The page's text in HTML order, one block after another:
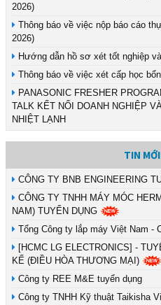
2026)
Thông báo về việc nộp báo cáo
2026)
Hướng dẫn hồ sơ xét tốt nghiệp
Thông báo về việc xét cấp học
PANASONIC FRESHER
TALK KẾT NỐI DOANH NGHIỆP
NHIỆT LẠNH
TIN
CÔNG TY BNB ENGINEERING
CÔNG TY TNHH MÁY MÓC
NAM) TUYỂN DỤNG
Tổng Công ty lắp máy Việt Nam -
[HCMC LG ELECTRONICS] -
KẾ (ĐIỀU HÒA THƯƠNG MẠI)
Công ty REE M&E tuyển dụng
Công ty TNHH Kỹ thuật Taikisha